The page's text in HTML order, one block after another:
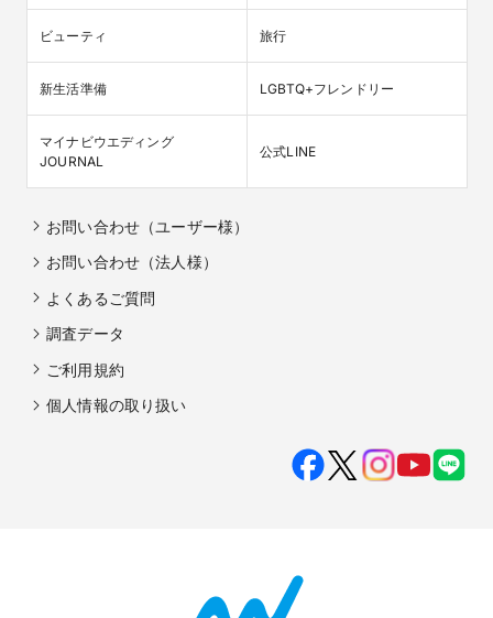
ビューティ 旅行
新生活準備 LGBTQ+フレンドリー
マイナビウエディング
JOURNAL
公式LINE
お問い合わせ（ユーザー様）
お問い合わせ（法人様）
よくあるご質問
調査データ
ご利用規約
個人情報の取り扱い